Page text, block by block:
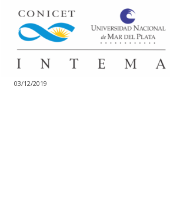
Mención a la
Tecnológica
AERODYCA
03/12/2019